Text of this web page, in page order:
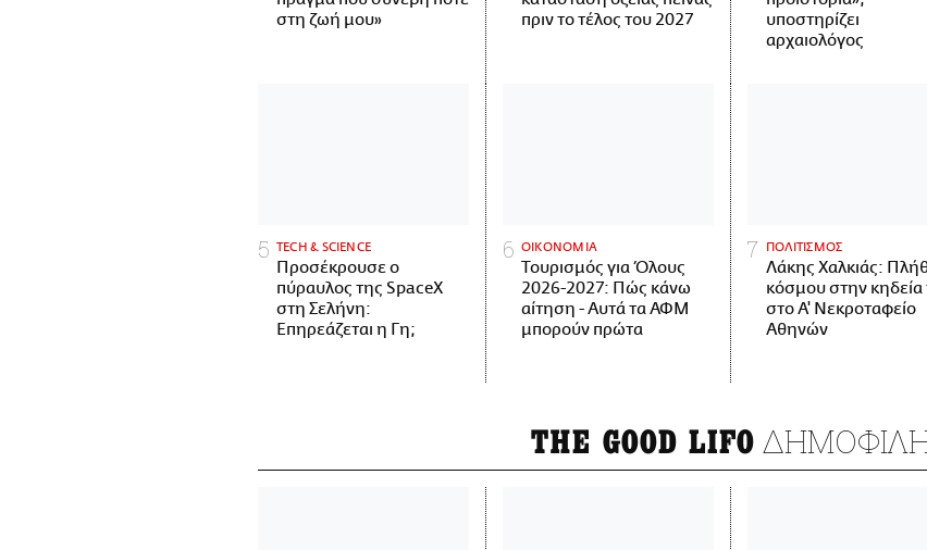
στη ζωή μου»
πριν το τέλος του 2027
υποστηρίζει
αρχαιολόγος
ΤECH & SCIENCE
Προσέκρουσε ο
πύραυλος της SpaceX
στη Σελήνη:
Επηρεάζεται η Γη;
ΟΙΚΟΝΟΜΙΑ
Τουρισμός για Όλους
2026-2027: Πώς κάνω
αίτηση - Αυτά τα ΑΦΜ
μπορούν πρώτα
ΠΟΛΙΤΙΣΜΟΣ
Λάκης Χαλκιάς:
κόσμου στην κηδεία
στο Α' Νεκροταφείο
Αθηνών
THE GOOD LIFO